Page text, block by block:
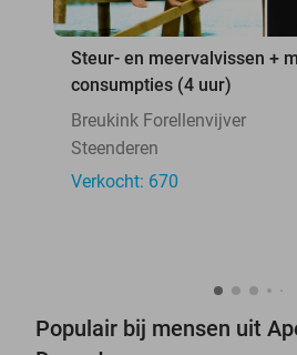
Steur- en meervalvissen +
consumpties (4 uur)
Breukink Forellenvijver
Steenderen
Verkocht: 670
Populair bij mensen uit